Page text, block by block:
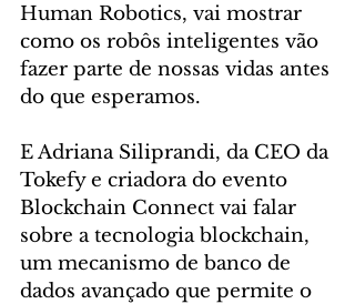
Human Robotics, vai mostrar
como os robôs inteligentes vão
fazer parte de nossas vidas antes
do que esperamos.
E Adriana Siliprandi, da CEO da
Tokefy e criadora do evento
Blockchain Connect vai falar
sobre a tecnologia blockchain,
um mecanismo de banco de
dados avançado que permite o